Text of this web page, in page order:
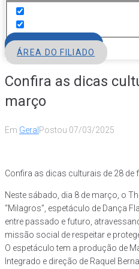
ÁREA DO FILIADO
Confira as dicas
março
Em Geral Postou 07/03/2025
Confira as dicas culturais de 28 de
Neste sábado, dia 8 de março, o
“Milagros”, espetáculo de Dança
entre passado e futuro,
missão social de respeitar e
O espetáculo tem a produção de
Integrado e direção de Raquel